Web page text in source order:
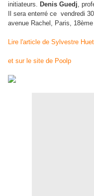
initiateurs. Denis Guedj,
Il sera enterré ce vendredi 30
avenue Rachel, Paris,
Lire l'article de Sylvestre
et sur le site de Poolp